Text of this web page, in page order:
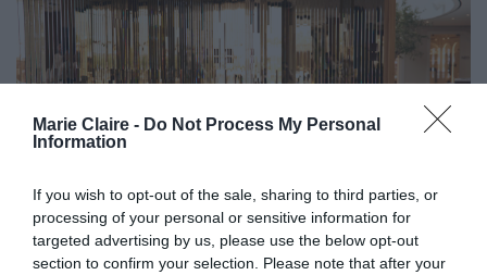
Marie Claire - Do Not Process My Personal
Information
If you wish to opt-out of the sale, sharing to third parties, or
processing of your personal or sensitive information for
targeted advertising by us, please use the below opt-out
section to confirm your selection. Please note that after your